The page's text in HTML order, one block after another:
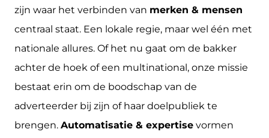
zijn waar het verbinden van merken & mensen
centraal staat. Een lokale regie, maar wel één met
nationale allures. Of het nu gaat om de bakker
achter de hoek of een multinational, onze missie
bestaat erin om de boodschap van de
adverteerder bij zijn of haar doelpubliek te
brengen. Automatisatie & expertise vormen